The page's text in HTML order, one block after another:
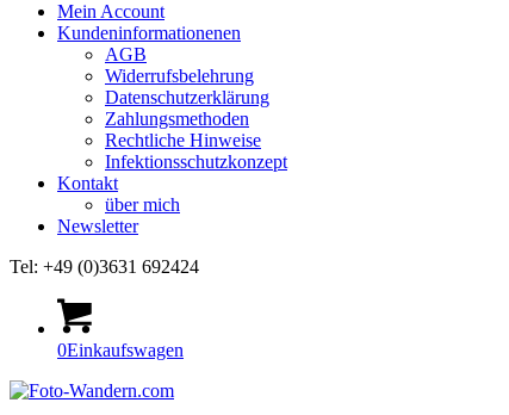
Mein Account
Kundeninformationenen
AGB
Widerrufsbelehrung
Datenschutzerklärung
Zahlungsmethoden
Rechtliche Hinweise
Infektionsschutzkonzept
Kontakt
über mich
Newsletter
Tel: +49 (0)3631 692424
0Einkaufswagen